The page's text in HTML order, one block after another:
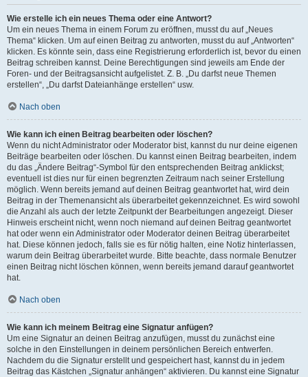
Wie erstelle ich ein neues Thema oder eine Antwort?
Um ein neues Thema in einem Forum zu eröffnen, musst du auf „Neues
Thema“ klicken. Um auf einen Beitrag zu antworten, musst du auf „Antworten“
klicken. Es könnte sein, dass eine Registrierung erforderlich ist, bevor du einen
Beitrag schreiben kannst. Deine Berechtigungen sind jeweils am Ende der
Foren- und der Beitragsansicht aufgelistet. Z. B. „Du darfst neue Themen
erstellen“, „Du darfst Dateianhänge erstellen“ usw.
Nach oben
Wie kann ich einen Beitrag bearbeiten oder löschen?
Wenn du nicht Administrator oder Moderator bist, kannst du nur deine eigenen
Beiträge bearbeiten oder löschen. Du kannst einen Beitrag bearbeiten, indem
du das „Ändere Beitrag“-Symbol für den entsprechenden Beitrag anklickst;
eventuell ist dies nur für einen begrenzten Zeitraum nach seiner Erstellung
möglich. Wenn bereits jemand auf deinen Beitrag geantwortet hat, wird dein
Beitrag in der Themenansicht als überarbeitet gekennzeichnet. Es wird sowohl
die Anzahl als auch der letzte Zeitpunkt der Bearbeitungen angezeigt. Dieser
Hinweis erscheint nicht, wenn noch niemand auf deinen Beitrag geantwortet
hat oder wenn ein Administrator oder Moderator deinen Beitrag überarbeitet
hat. Diese können jedoch, falls sie es für nötig halten, eine Notiz hinterlassen,
warum dein Beitrag überarbeitet wurde. Bitte beachte, dass normale Benutzer
einen Beitrag nicht löschen können, wenn bereits jemand darauf geantwortet
hat.
Nach oben
Wie kann ich meinem Beitrag eine Signatur anfügen?
Um eine Signatur an deinen Beitrag anzufügen, musst du zunächst eine
solche in den Einstellungen in deinem persönlichen Bereich entwerfen.
Nachdem du die Signatur erstellt und gespeichert hast, kannst du in jedem
Beitrag das Kästchen „Signatur anhängen“ aktivieren. Du kannst eine Signatur